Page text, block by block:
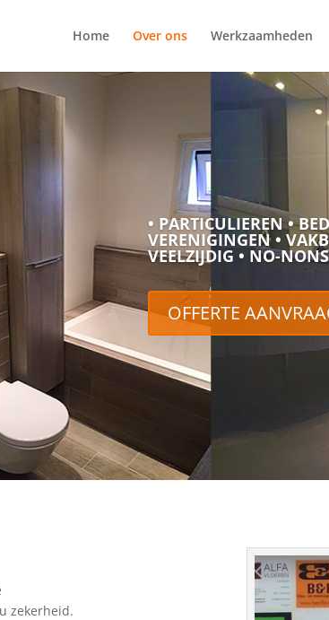
Home Over ons Werkzaamheden
• PARTICULIEREN •
VERENIGINGEN •
VEELZIJDIG • NO-
OFFERTE
zekerheid.